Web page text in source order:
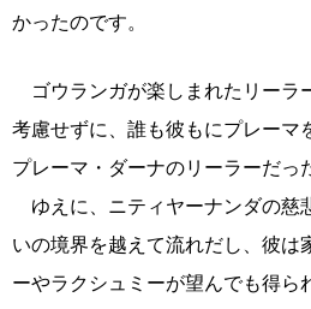
かったのです。
ゴウランガが楽しまれたリーラ
考慮せずに、誰も彼もにプレーマ
プレーマ・ダーナのリーラーだっ
ゆえに、ニティヤーナンダの慈
いの境界を越えて流れだし、彼は
ーやラクシュミーが望んでも得ら